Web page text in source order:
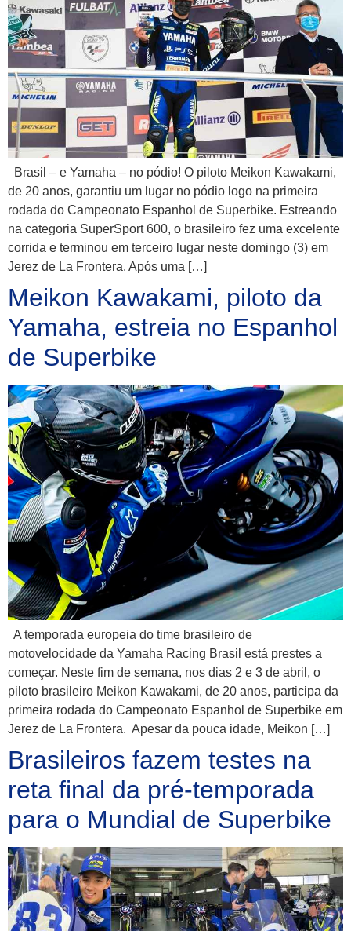
Brasil – e Yamaha – no pódio! O piloto Meikon Kawakami,
de 20 anos, garantiu um lugar no pódio logo na primeira
rodada do Campeonato Espanhol de Superbike. Estreando
na categoria SuperSport 600, o brasileiro fez uma excelente
corrida e terminou em terceiro lugar neste domingo (3) em
Jerez de La Frontera. Após uma […]
Meikon Kawakami, piloto da
Yamaha, estreia no Espanhol
de Superbike
A temporada europeia do time brasileiro de
motovelocidade da Yamaha Racing Brasil está prestes a
começar. Neste fim de semana, nos dias 2 e 3 de abril, o
piloto brasileiro Meikon Kawakami, de 20 anos, participa da
primeira rodada do Campeonato Espanhol de Superbike em
Jerez de La Frontera. Apesar da pouca idade, Meikon […]
Brasileiros fazem testes na
reta final da pré-temporada
para o Mundial de Superbike